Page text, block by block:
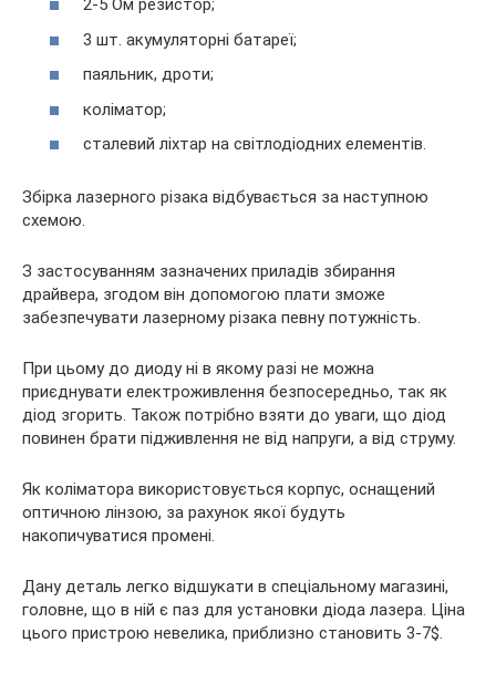
2-5 Ом резистор;
3 шт. акумуляторні батареї;
паяльник, дроти;
коліматор;
сталевий ліхтар на світлодіодних елементів.
Збірка лазерного різака відбувається за наступною
схемою.
З застосуванням зазначених приладів збирання
драйвера, згодом він допомогою плати зможе
забезпечувати лазерному різака певну потужність.
При цьому до диоду ні в якому разі не можна
приєднувати електроживлення безпосередньо, так як
діод згорить. Також потрібно взяти до уваги, що діод
повинен брати підживлення не від напруги, а від струму.
Як коліматора використовується корпус, оснащений
оптичною лінзою, за рахунок якої будуть
накопичуватися промені.
Дану деталь легко відшукати в спеціальному магазині,
головне, що в ній є паз для установки діода лазера. Ціна
цього пристрою невелика, приблизно становить 3-7$.